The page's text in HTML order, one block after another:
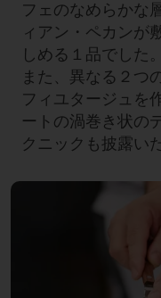
フェのなめらかな
ィアン・ペカンが
しめる１品でした。
また、異なる２つ
フィユタージュを
ートの渦巻き状の
クニックも披露い